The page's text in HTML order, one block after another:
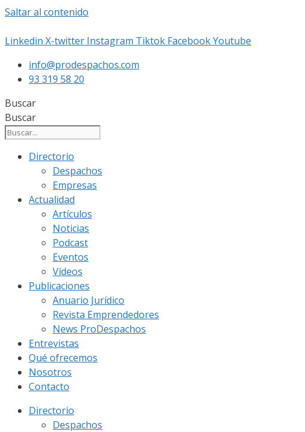
Saltar al contenido
Linkedin X-twitter Instagram Tiktok FacebookYoutube
info@prodespachos.com
93 319 58 20
Buscar
Buscar
Directorio
Despachos
Empresas
Actualidad
Artículos
Noticias
Podcast
Eventos
Vídeos
Publicaciones
Anuario Jurídico
Revista Emprendedores
News ProDespachos
Entrevistas
Qué ofrecemos
Nosotros
Contacto
Directorio
Despachos